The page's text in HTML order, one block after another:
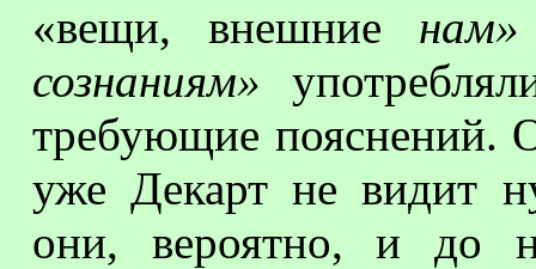
«вещи, внешние нам»
сознаниям»
требующие пояснений.
уже Декарт не видит
они, вероятно, и до